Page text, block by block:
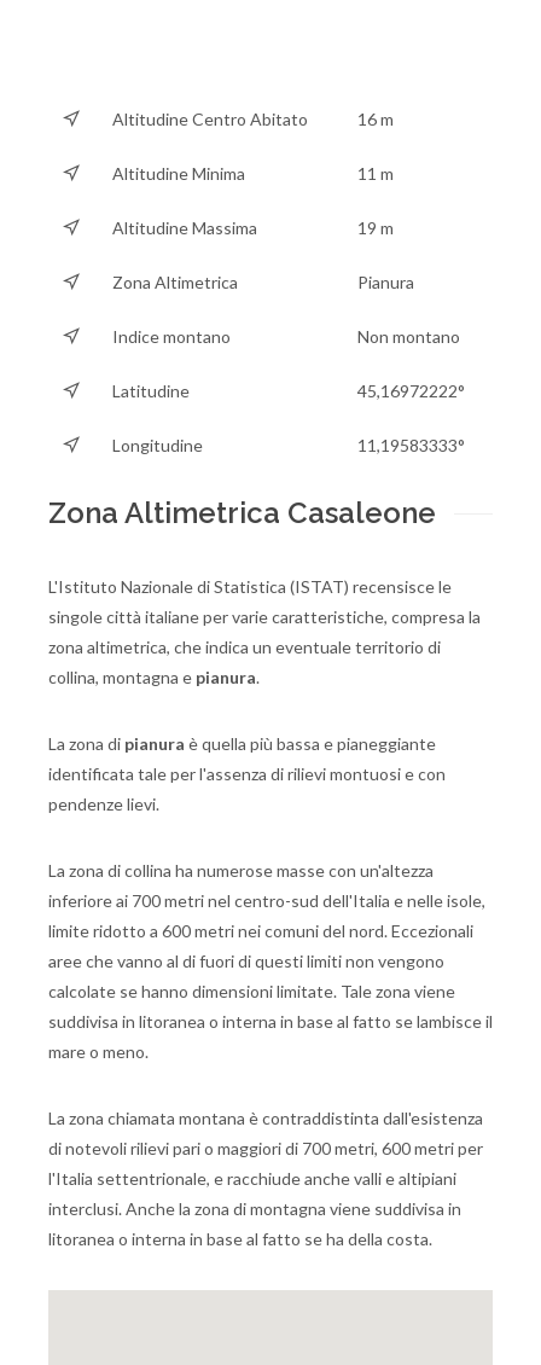
Altitudine Centro Abitato 16 m
Altitudine Minima 11 m
Altitudine Massima 19 m
Zona Altimetrica Pianura
Indice montano Non montano
Latitudine 45,16972222°
Longitudine 11,19583333°
Zona Altimetrica Casaleone
L'Istituto Nazionale di Statistica (ISTAT) recensisce le
singole città italiane per varie caratteristiche, compresa la
zona altimetrica, che indica un eventuale territorio di
collina, montagna e pianura.
La zona di pianura è quella più bassa e pianeggiante
identificata tale per l'assenza di rilievi montuosi e con
pendenze lievi.
La zona di collina ha numerose masse con un'altezza
inferiore ai 700 metri nel centro-sud dell'Italia e nelle isole,
limite ridotto a 600 metri nei comuni del nord. Eccezionali
aree che vanno al di fuori di questi limiti non vengono
calcolate se hanno dimensioni limitate. Tale zona viene
suddivisa in litoranea o interna in base al fatto se lambisce il
mare o meno.
La zona chiamata montana è contraddistinta dall'esistenza
di notevoli rilievi pari o maggiori di 700 metri, 600 metri per
l'Italia settentrionale, e racchiude anche valli e altipiani
interclusi. Anche la zona di montagna viene suddivisa in
litoranea o interna in base al fatto se ha della costa.